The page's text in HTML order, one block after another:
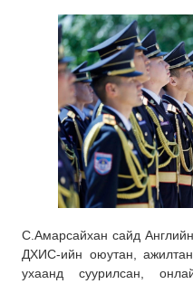
С.Амарсайхан сайд
ДХИС-ийн оюутан,
ухаанд суурилсан,